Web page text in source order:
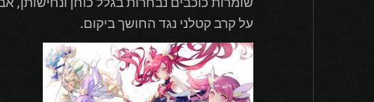
על קרב קטלני נגד החושך ביקום.